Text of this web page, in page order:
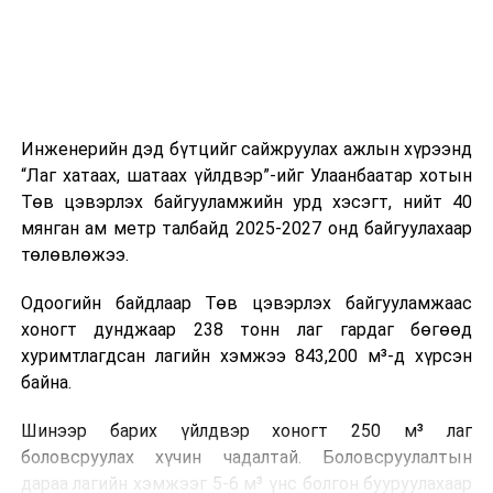
өдөр тутмын ажлын бэлэн байдлыг хангах зэрэг
практик ур чадварыг сургалтын хөтөлбөрт тусгажээ.
Сургалтыг танилцуулах лекц, асуулт-хариулт,
жишээнд суурилсан сургалт, багаар ажиллах дасгал,
танилцах, онцгой нөхцөлд ажиллах дадлага зэрэг
онол, практик хосолсон хэлбэрээр зохион байгуулж
байна.
зохион байгуулах Үндэсний хорооны Ажлын алба,
Нийслэлийн тээврийн газар, Автотээврийн үндэсний
Инженерийн дэд бүтцийг сайжруулах ажлын хүрээнд
“Лаг хатаах, шатаах үйлдвэр”-ийг Улаанбаатар хотын
Төв цэвэрлэх байгууламжийн урд хэсэгт, нийт 40
мянган ам метр талбайд 2025-2027 онд байгуулахаар
төлөвлөжээ.
Одоогийн байдлаар Төв цэвэрлэх байгууламжаас
хоногт дунджаар 238 тонн лаг гардаг бөгөөд
хуримтлагдсан лагийн хэмжээ 843,200 м³-д хүрсэн
байна.
Шинээр барих үйлдвэр хоногт 250 м³ лаг
боловсруулах хүчин чадалтай. Боловсруулалтын
дараа лагийн хэмжээг 5-6 м³ үнс болгон бууруулахаар